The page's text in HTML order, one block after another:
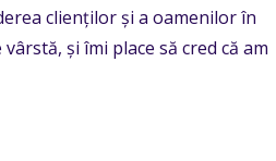
clienților și a oamenilor în
și îmi place să cred că am